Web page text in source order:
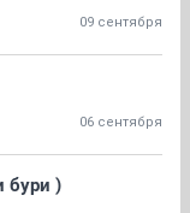
09 сентября
06 сентября
бури )